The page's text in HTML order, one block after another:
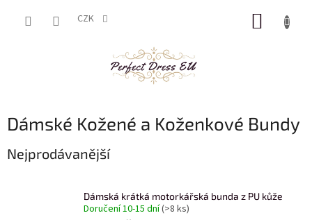
CZK
Dámské Kožené a Koženkové Bundy
Nejprodávanější
Dámská krátká motorkářská bunda z PU kůže
Doručení 10-15 dní(>8 ks)